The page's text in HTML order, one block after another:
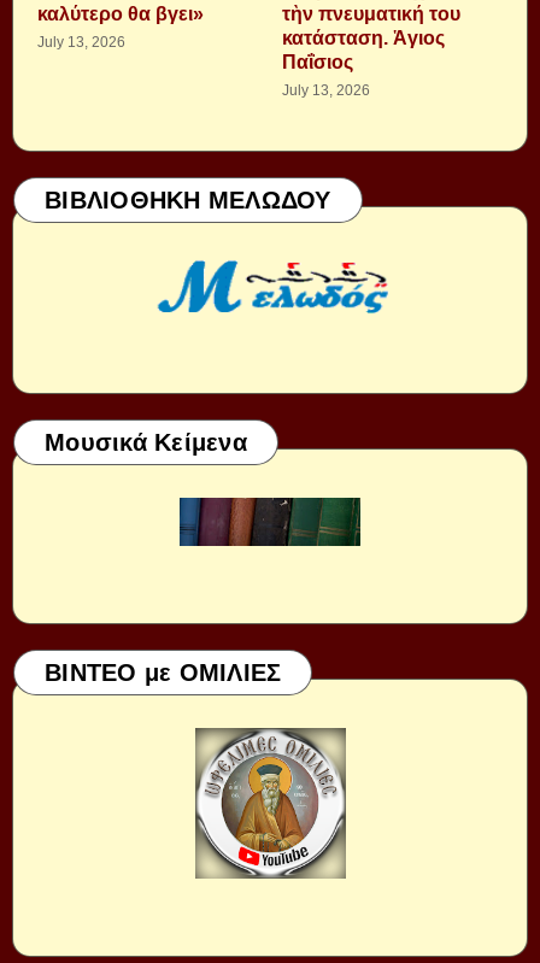
καλύτερο θα βγει»
July 13, 2026
τὴν πνευματική του
κατάσταση. Ἁγιος
Παΐσιος
July 13, 2026
ΒΙΒΛΙΟΘΗΚΗ ΜΕΛΩΔΟΥ
Μουσικά Κείμενα
ΒΙΝΤΕΟ με ΟΜΙΛΙΕΣ